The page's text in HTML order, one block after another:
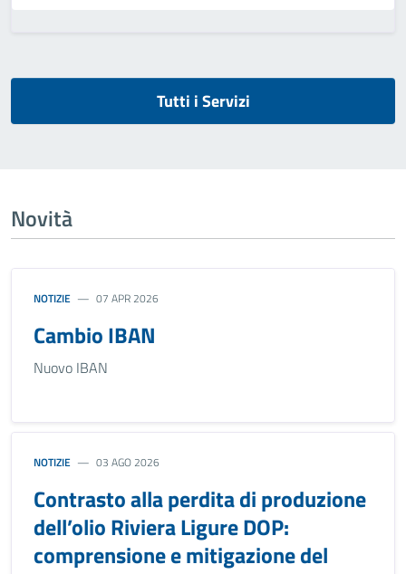
Tutti i Servizi
Novità
NOTIZIE 07 APR 2026
Cambio IBAN
Nuovo IBAN
NOTIZIE 03 AGO 2026
Contrasto alla perdita di produzione
dell’olio Riviera Ligure DOP:
comprensione e mitigazione del